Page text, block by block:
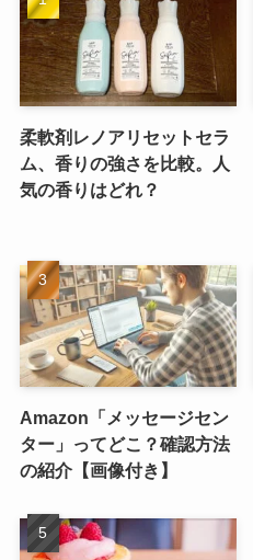
柔軟剤レノアリセットセラ
ム、香りの強さを比較。人
気の香りはどれ？
Amazon「メッセージセン
ター」ってどこ？確認方法
の紹介【画像付き】